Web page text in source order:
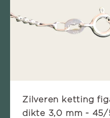
Zilveren ketting
dikte 3,0 mm -